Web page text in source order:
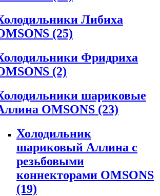
Либиха
(25)
Фридриха
(2)
шариковые
OMSONS (23)
Холодильник
шариковый Аллина с
резьбовыми
коннекторами OMSONS
(19)